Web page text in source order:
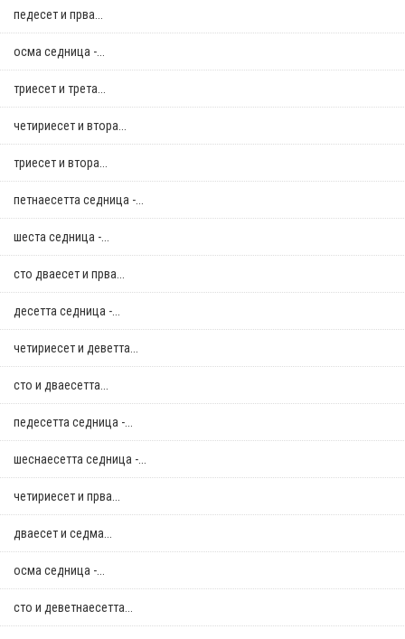
педесет и прва...
осма седница -...
триесет и трета...
четириесет и втора...
триесет и втора...
петнаесетта седница -...
шеста седница -...
сто дваесет и прва...
десетта седница -...
четириесет и деветта...
сто и дваесетта...
педесетта седница -...
шеснаесетта седница -...
четириесет и прва...
дваесет и седма...
осма седница -...
сто и деветнаесетта...